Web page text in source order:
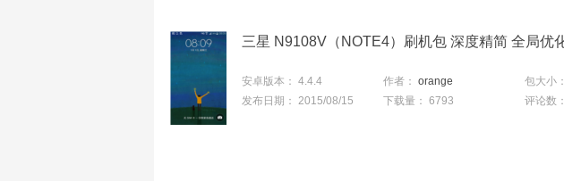
安卓版本： 4.4.4 作者： orange 包大小：
发布日期： 2015/08/15 下载量： 6793 评论数：